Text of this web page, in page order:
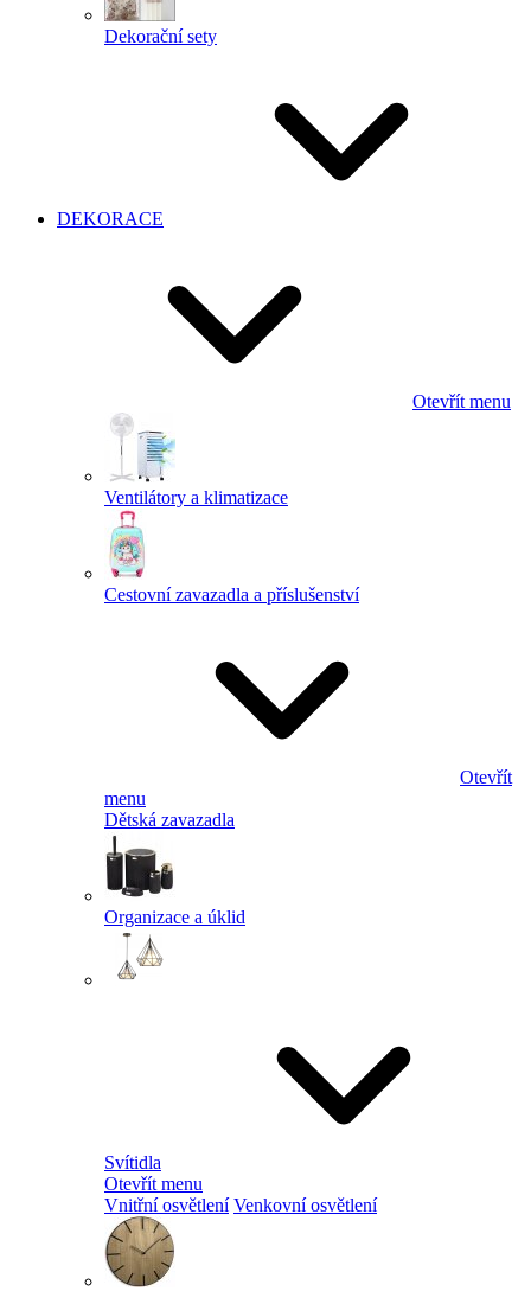
Dekorační sety
DEKORACE
Otevřít menu
Ventilátory a klimatizace
Cestovní zavazadla a příslušenství
Otevřít
menu
Dětská zavazadla
Organizace a úklid
Svítidla
Otevřít menu
Vnitřní osvětlení Venkovní osvětlení